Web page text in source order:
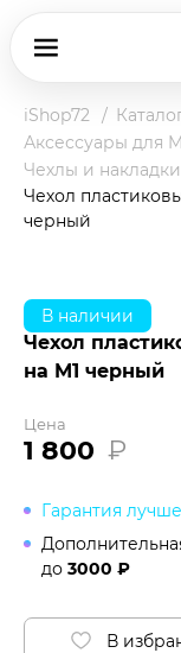
iShop72
Аксессуары для
Чехлы и
Чехол
черный
В наличии
Чехол
на M1 черный
Цена
1 800 ₽
Гарантия
до 3000 ₽
В